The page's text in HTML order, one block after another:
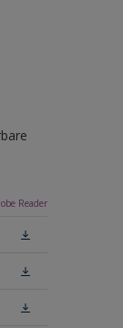
Reader